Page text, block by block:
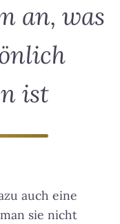
an, was
ist
auch eine
sie nicht